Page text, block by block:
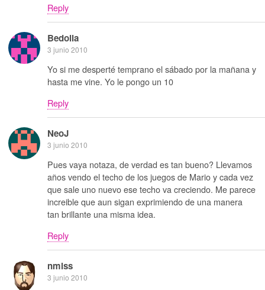
Reply
Bedolla
3 junio 2010
Yo si me desperté temprano el sábado por la mañana y
hasta me vine. Yo le pongo un 10
Reply
NeoJ
3 junio 2010
Pues vaya notaza, de verdad es tan bueno? Llevamos
años vendo el techo de los juegos de Mario y cada vez
que sale uno nuevo ese techo va creciendo. Me parece
increible que aun sigan exprimiendo de una manera
tan brillante una misma idea.
Reply
nmlss
3 junio 2010